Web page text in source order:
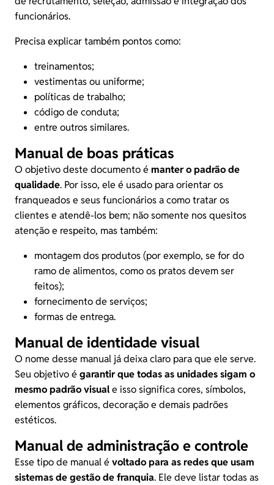
funcionários.
Precisa explicar também pontos como:
treinamentos;
vestimentas ou uniforme;
políticas de trabalho;
código de conduta;
entre outros similares.
Manual de boas práticas
O objetivo deste documento é manter o padrão de
qualidade. Por isso, ele é usado para orientar os
franqueados e seus funcionários a como tratar os
clientes e atendê-los bem; não somente nos quesitos
atenção e respeito, mas também:
montagem dos produtos (por exemplo, se for do
ramo de alimentos, como os pratos devem ser
feitos);
fornecimento de serviços;
formas de entrega.
Manual de identidade visual
O nome desse manual já deixa claro para que ele serve.
Seu objetivo é garantir que todas as unidades sigam o
mesmo padrão visuale isso significa cores, símbolos,
elementos gráficos, decoração e demais padrões
estéticos.
Manual de administração e controle
Esse tipo de manual é voltado para as redes que usam
sistemas de gestão de franquia. Ele deve listar todas as